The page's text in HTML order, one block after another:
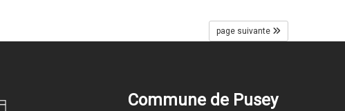
page suivante
Commune de Pusey